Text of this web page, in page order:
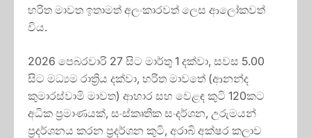
හරිත මාවත ඉතාමත් අලංකාරවත් ලෙස ආලෝකවත්
විය.
2026 පෙබරවාරි 27 සිට මාර්තු 1 දක්වා, සවස 5.00
සිට මධ්‍යම රාත්‍රිය දක්වා, හරිත මාවතේ (ආනන්ද
කුමාරස්වාමි මාවත) ආහාර සහ වෙළඳ කුටි 120කට
අධික ප්‍රමාණයක්, සංස්කෘතික සංදර්ශන, උරුමයන්
ප්‍රදර්ශනය කරන ප්‍රදර්ශන කුටි, අරාබි අක්ෂර කලාව